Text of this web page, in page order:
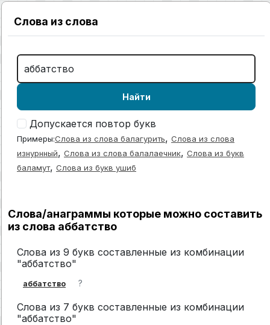
Слова из слова
Найти
Допускается повтор букв
Примеры:Слова из слова балагурить, Слова из слова
изнурнный, Слова из слова балалаечник, Слова из букв
баламут, Слова из букв ушиб
Слова/анаграммы которые можно составить
из слова аббатство
Слова из 9 букв составленные из комбинации
"аббатство"
аббатство ?
Слова из 7 букв составленные из комбинации
"аббатство"